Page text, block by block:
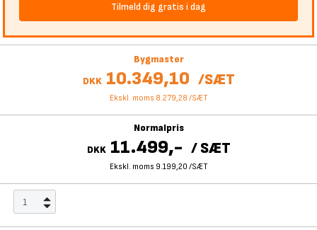
Tilmeld dig gratis i dag
Bygmaster
DKK 10.349,10 /SÆT
Ekskl. moms 8.279,28 /SÆT
Normalpris
DKK 11.499,- / SÆT
Ekskl. moms 9.199,20 /SÆT